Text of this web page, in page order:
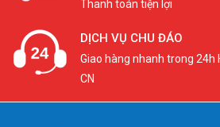
Thanh toán tiện lợi
DỊCH VỤ CHU ĐÁO
Giao hàng nhanh trong 24h
CN